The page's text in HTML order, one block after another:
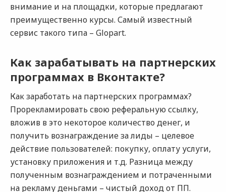
внимание и на площадки, которые предлагают
преимущественно курсы. Самый известный
сервис такого типа – Glopart.
Как зарабатывать на партнерских
программах в Вконтакте?
Как заработать на партнерских программах?
Прорекламировать свою реферальную ссылку,
вложив в это некоторое количество денег, и
получить вознаграждение за лиды – целевое
действие пользователей: покупку, оплату услуги,
установку приложения и т.д. Разница между
полученным вознаграждением и потраченными
на рекламу деньгами – чистый доход от ПП.